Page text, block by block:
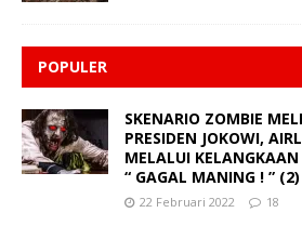
POPULER
SKENARIO ZOMBIE
PRESIDEN JOKOWI,
MELALUI
“ GAGAL MANING ! ” (2)
22 Februari 2022 18